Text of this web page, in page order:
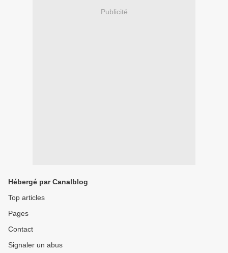
Publicité
Hébergé par Canalblog
Top articles
Pages
Contact
Signaler un abus